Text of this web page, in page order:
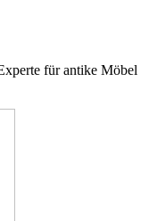
für antike Möbel